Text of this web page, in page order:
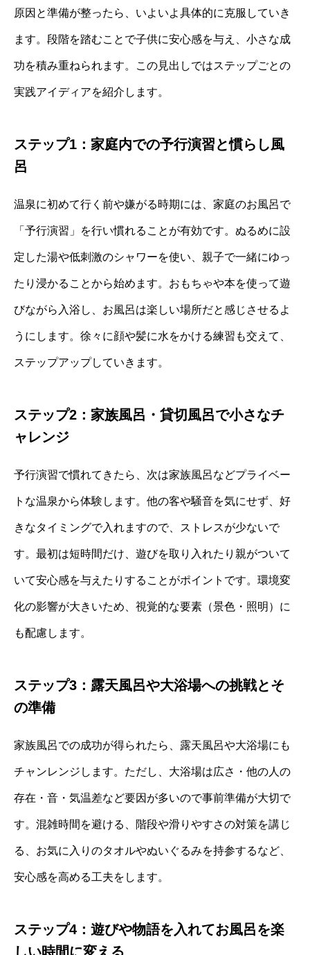
原因と準備が整ったら、いよいよ具体的に克服していき
ます。段階を踏むことで子供に安心感を与え、小さな成
功を積み重ねられます。この見出しではステップごとの
実践アイディアを紹介します。
ステップ1：家庭内での予行演習と慣らし風
呂
温泉に初めて行く前や嫌がる時期には、家庭のお風呂で
「予行演習」を行い慣れることが有効です。ぬるめに設
定した湯や低刺激のシャワーを使い、親子で一緒にゆっ
たり浸かることから始めます。おもちゃや本を使って遊
びながら入浴し、お風呂は楽しい場所だと感じさせるよ
うにします。徐々に顔や髪に水をかける練習も交えて、
ステップアップしていきます。
ステップ2：家族風呂・貸切風呂で小さなチ
ャレンジ
予行演習で慣れてきたら、次は家族風呂などプライベー
トな温泉から体験します。他の客や騒音を気にせず、好
きなタイミングで入れますので、ストレスが少ないで
す。最初は短時間だけ、遊びを取り入れたり親がついて
いて安心感を与えたりすることがポイントです。環境変
化の影響が大きいため、視覚的な要素（景色・照明）に
も配慮します。
ステップ3：露天風呂や大浴場への挑戦とそ
の準備
家族風呂での成功が得られたら、露天風呂や大浴場にも
チャンレンジします。ただし、大浴場は広さ・他の人の
存在・音・気温差など要因が多いので事前準備が大切で
す。混雑時間を避ける、階段や滑りやすさの対策を講じ
る、お気に入りのタオルやぬいぐるみを持参するなど、
安心感を高める工夫をします。
ステップ4：遊びや物語を入れてお風呂を楽
しい時間に変える